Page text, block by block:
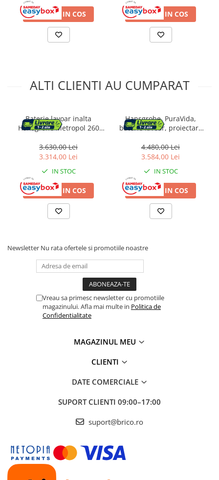
ADAUGA IN COS ADAUGA IN COS
ALTI CLIENTI AU CUMPARAT
Baterie lavoar inalta
Hansgrohe Metropol 260
3.630,00 Lei
3.314,00 Lei
IN STOC
ADAUGA IN COS
Hansgrohe, PuraVida,
baterie lavoar, proiectare
4.480,00 Lei
3.584,00 Lei
IN STOC
ADAUGA IN COS
Newsletter Nu rata ofertele si promotiile noastre
Vreau sa primesc newsletter cu promotiile
magazinului. Afla mai multe in Politica de
Confidentialitate
MAGAZINUL MEU
CLIENTI
DATE COMERCIALE
SUPORT CLIENTI 09:00–17:00
suport@brico.ro